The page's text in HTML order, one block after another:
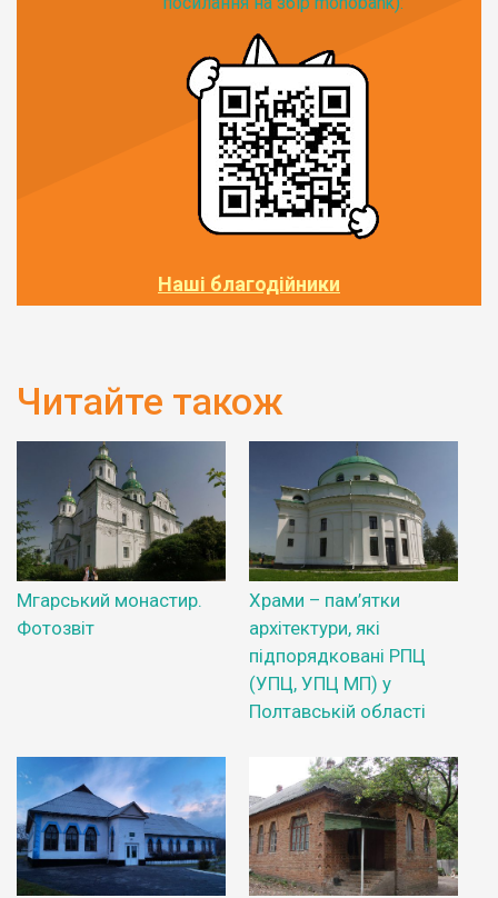
Наші благодійники
Читайте також
Мгарський монастир.
Фотозвіт
Храми – пам’ятки
архітектури, які
підпорядковані РПЦ
(УПЦ, УПЦ МП) у
Полтавській області